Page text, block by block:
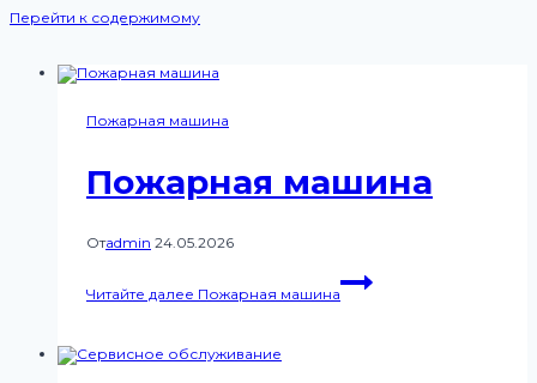
Перейти к содержимому
Пожарная машина
Пожарная машина
Отadmin 24.05.2026
Читайте далее Пожарная машина